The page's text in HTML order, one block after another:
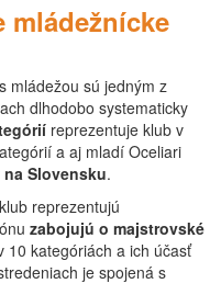
mládežnícke
mládežou sú jedným z
dlhodobo systematicky
reprezentuje klub v
a aj mladí Oceliari
Slovensku.
reprezentujú
zabojujú o majstrovské
10 kategóriách a ich účasť
je spojená s